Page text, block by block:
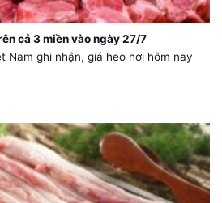
cả 3 miền vào ngày 27/7
Nam ghi nhận, giá heo hơi hôm nay